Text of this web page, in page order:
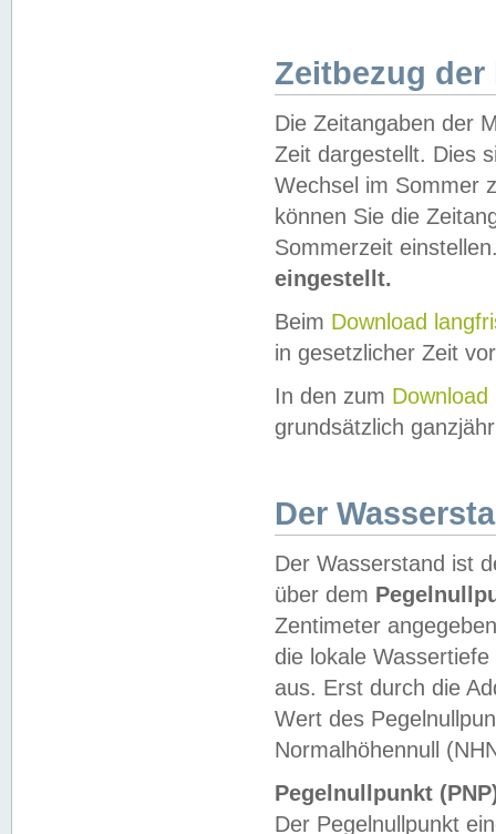
Zeitbezug der
Die Zeitangaben der
Zeit dargestellt. Dies
Wechsel im Sommer
können Sie die
Sommerzeit
eingestellt.
Beim Download
in gesetzlicher Zeit
In den zum Download
grundsätzlich
Der
Der Wasserstand ist
über dem
Zentimeter
die lokale
aus. Erst durch die
Wert des
Normalhöhennull
Pegelnullpunkt
Der Pegelnullpunkt